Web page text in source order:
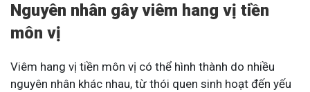
Nguyên nhân gây viêm hang vị tiền
môn vị
Viêm hang vị tiền môn vị có thể hình thành do nhiều
nguyên nhân khác nhau, từ thói quen sinh hoạt đến yếu